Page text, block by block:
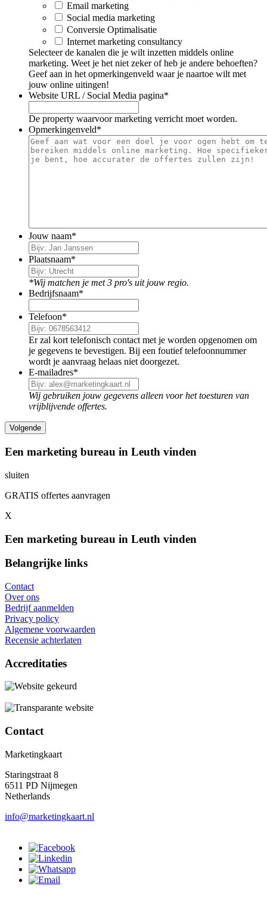
Email marketing
Social media marketing
Conversie Optimalisatie
Internet marketing consultancy
Selecteer de kanalen die je wilt inzetten middels online
marketing. Weet je het niet zeker of heb je andere behoeften?
Geef aan in het opmerkingenveld waar je naartoe wilt met
jouw online uitingen!
Website URL / Social Media pagina*
De property waarvoor marketing verricht moet worden.
Opmerkingenveld*
Jouw naam*
Plaatsnaam*
*Wij matchen je met 3 pro's uit jouw regio.
Bedrijfsnaam*
Telefoon*
Er zal kort telefonisch contact met je worden opgenomen om
je gegevens te bevestigen. Bij een foutief telefoonnummer
wordt je aanvraag helaas niet doorgezet.
E-mailadres*
Wij gebruiken jouw gegevens alleen voor het toesturen van
vrijblijvende offertes.
Een marketing bureau in Leuth vinden
sluiten
GRATIS offertes aanvragen
X
Een marketing bureau in Leuth vinden
Belangrijke links
Contact
Over ons
Bedrijf aanmelden
Privacy policy
Algemene voorwaarden
Recensie achterlaten
Accreditaties
Contact
Marketingkaart
Staringstraat 8
6511 PD Nijmegen
Netherlands
info@marketingkaart.nl